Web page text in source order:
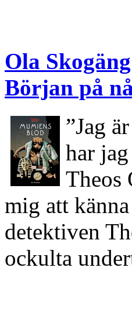
Ola
Början på
”Jag
har
Theos
mig att
detektiven
ockulta